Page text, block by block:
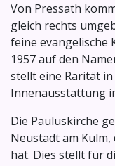
Von Pressath
gleich rechts
feine evangelische
1957 auf den
stellt eine Rarität in
Innenausstattung
Die Pauluskirche
Neustadt am
hat. Dies stellt für